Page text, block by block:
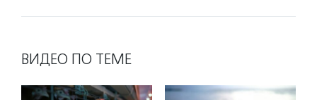
ВИДЕО ПО ТЕМЕ